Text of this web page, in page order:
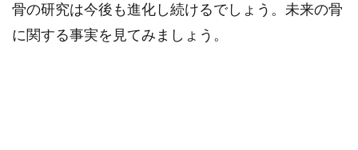
骨の研究は今後も進化し続けるでしょう。未来の骨
に関する事実を見てみましょう。